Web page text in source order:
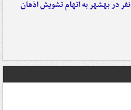
دستگیری ۶ نفر در بهشهر به اتهام تشویش اذهان